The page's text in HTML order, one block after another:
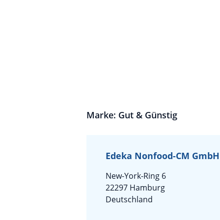
Marke: Gut & Günstig
Edeka Nonfood-CM GmbH
New-York-Ring 6
22297 Hamburg
Deutschland